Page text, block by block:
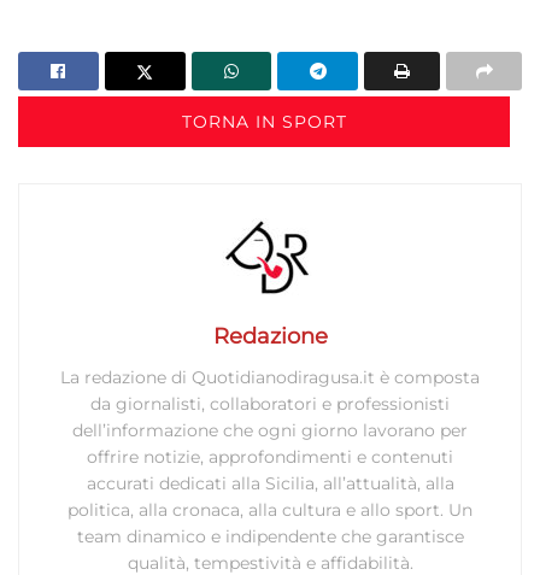
TORNA IN SPORT
Redazione
La redazione di Quotidianodiragusa.it è composta
da giornalisti, collaboratori e professionisti
dell’informazione che ogni giorno lavorano per
offrire notizie, approfondimenti e contenuti
accurati dedicati alla Sicilia, all’attualità, alla
politica, alla cronaca, alla cultura e allo sport. Un
team dinamico e indipendente che garantisce
qualità, tempestività e affidabilità.